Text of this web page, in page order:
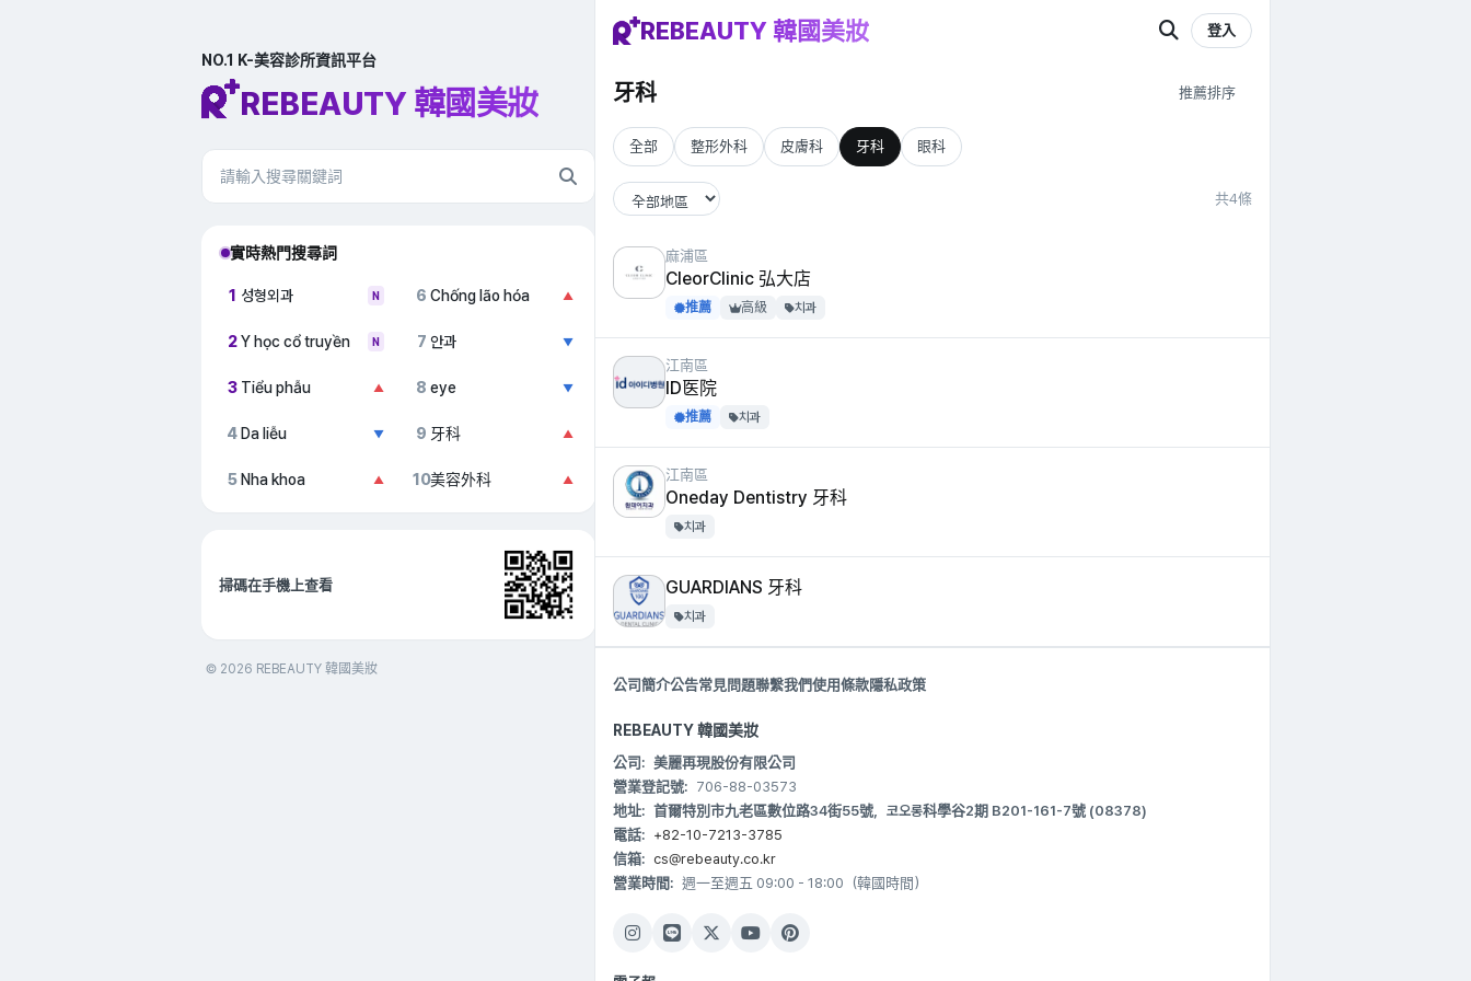
NO.1 K-美容診所資訊平台
REBEAUTY 韓國美妝
實時熱門搜尋詞
1 성형외과 N
2 Y học cổ truyền N
3 Tiểu phẫu ▲
4 Da liễu ▼
5 Nha khoa ▲
6 Chống lão hóa ▲
7 안과 ▼
8 eye ▼
9 牙科 ▲
10美容外科 ▲
掃碼在手機上查看
© 2026 REBEAUTY 韓國美妝
REBEAUTY 韓國美妝 登入
牙科
全部 整形外科 皮膚科 牙科 眼科
共4條
麻浦區
CleorClinic 弘大店
推薦 高級 치과
江南區
ID医院
推薦 치과
江南區
Oneday Dentistry 牙科
치과
GUARDIANS 牙科
치과
公司簡介公告常見問題聯繫我們使用條款隱私政策
REBEAUTY 韓國美妝
公司: 美麗再現股份有限公司
營業登記號: 706-88-03573
地址: 首爾特別市九老區數位路34街55號，코오롱科學谷2期 B201-161-7號 (08378)
電話: +82-10-7213-3785
信箱: cs@rebeauty.co.kr
營業時間: 週一至週五 09:00 - 18:00（韓國時間）